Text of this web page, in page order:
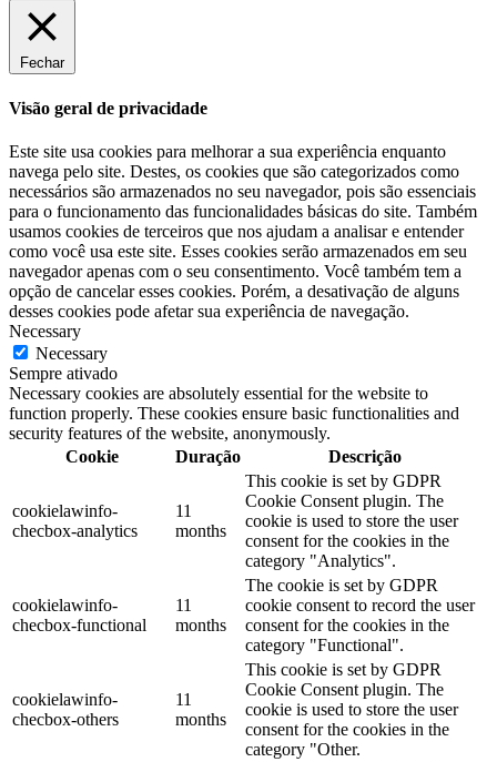
Fechar
Visão geral de privacidade
Este site usa cookies para melhorar a sua experiência enquanto
navega pelo site. Destes, os cookies que são categorizados como
necessários são armazenados no seu navegador, pois são essenciais
para o funcionamento das funcionalidades básicas do site. Também
usamos cookies de terceiros que nos ajudam a analisar e entender
como você usa este site. Esses cookies serão armazenados em seu
navegador apenas com o seu consentimento. Você também tem a
opção de cancelar esses cookies. Porém, a desativação de alguns
desses cookies pode afetar sua experiência de navegação.
Necessary
Necessary
Sempre ativado
Necessary cookies are absolutely essential for the website to
function properly. These cookies ensure basic functionalities and
security features of the website, anonymously.
Cookie
Duração Descrição
cookielawinfo-
checbox-analytics
11
months
This cookie is set by GDPR
Cookie Consent plugin. The
cookie is used to store the user
consent for the cookies in the
category "Analytics".
cookielawinfo-
checbox-functional
11
months
The cookie is set by GDPR
cookie consent to record the user
consent for the cookies in the
category "Functional".
cookielawinfo-
checbox-others
11
months
This cookie is set by GDPR
Cookie Consent plugin. The
cookie is used to store the user
consent for the cookies in the
category "Other.